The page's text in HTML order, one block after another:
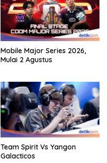
Mobile Major Series 2026,
Mulai 2 Agustus
Team Spirit Vs Yangon
Galacticos